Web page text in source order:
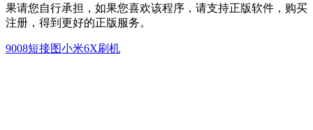
果请您自行承担，如果您喜欢该程序，请支持正版软件，购买
注册，得到更好的正版服务。
9008短接图小米6X刷机